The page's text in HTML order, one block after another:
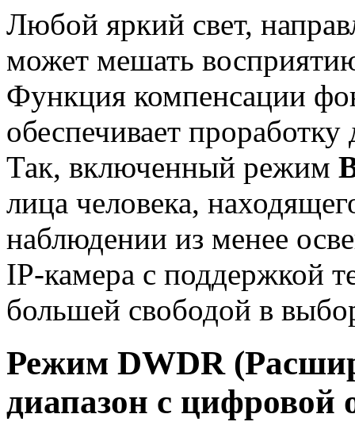
Любой яркий свет,
может мешать
Функция компенсации
обеспечивает проработку
Так, включенный режим
лица человека,
наблюдении из менее
IP-камера с поддержкой
большей свободой в
Режим DWDR
диапазон с цифровой